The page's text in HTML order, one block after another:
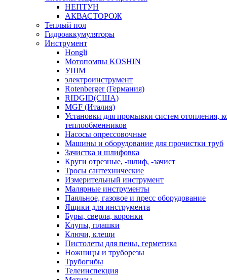
НЕПТУН
АКВАСТОРОЖ
Теплый пол
Гидроаккумуляторы
Инструмент
Hongli
Мотопомпы KOSHIN
УШМ
электроинструмент
Rotenberger (Германия)
RIDGID(США)
MGF (Италия)
Установки для промывки систем отопления,
теплообменников
Насосы опрессовочные
Машины и оборудование для прочистки труб
Зачистка и шлифовка
Круги отрезные, -шлиф, -зачист
Тросы сантехнические
Измерительный инструмент
Малярные инструменты
Паяльное, газовое и пресс оборудование
Ящики для инструмента
Буры, сверла, коронки
Клупы, плашки
Ключи, клещи
Пистолеты для пены, герметика
Ножницы и труборезы
Трубогибы
Телеинспекция